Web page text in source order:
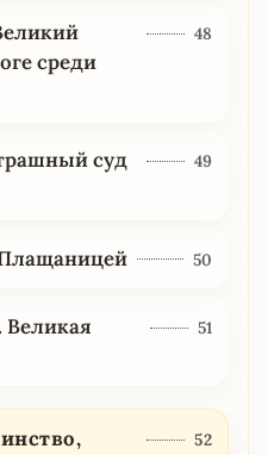
среди
48
суд
49
50
51
52